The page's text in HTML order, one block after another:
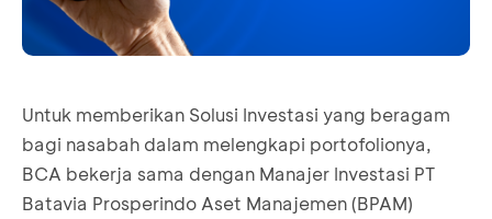
Untuk memberikan Solusi Investasi yang beragam
bagi nasabah dalam melengkapi portofolionya,
BCA bekerja sama dengan Manajer Investasi PT
Batavia Prosperindo Aset Manajemen (BPAM)